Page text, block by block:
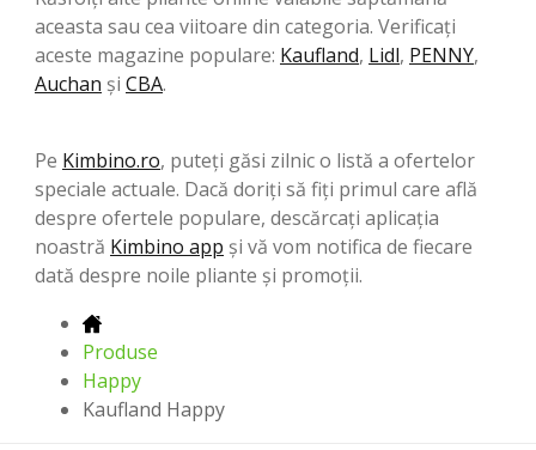
aceasta sau cea viitoare din categoria. Verificați
aceste magazine populare: Kaufland, Lidl, PENNY,
Auchan şi CBA.
Pe Kimbino.ro, puteți găsi zilnic o listă a ofertelor
speciale actuale. Dacă doriți să fiți primul care află
despre ofertele populare, descărcați aplicația
noastră Kimbino app și vă vom notifica de fiecare
dată despre noile pliante și promoții.
Produse
Happy
Kaufland Happy